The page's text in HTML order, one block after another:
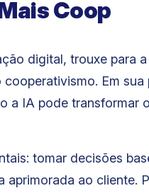
Coop
digital, trouxe para
Em sua
a IA pode transformar
tomar decisões
ao cliente.